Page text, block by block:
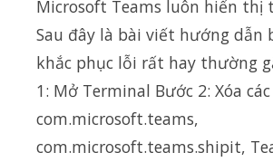
Microsoft Teams luôn hiển thị
Sau đây là bài viết hướng dẫn
khắc phục lỗi rất hay thường
1: Mở Terminal Bước 2: Xóa
com.microsoft.teams,
com.microsoft.teams.shipit,